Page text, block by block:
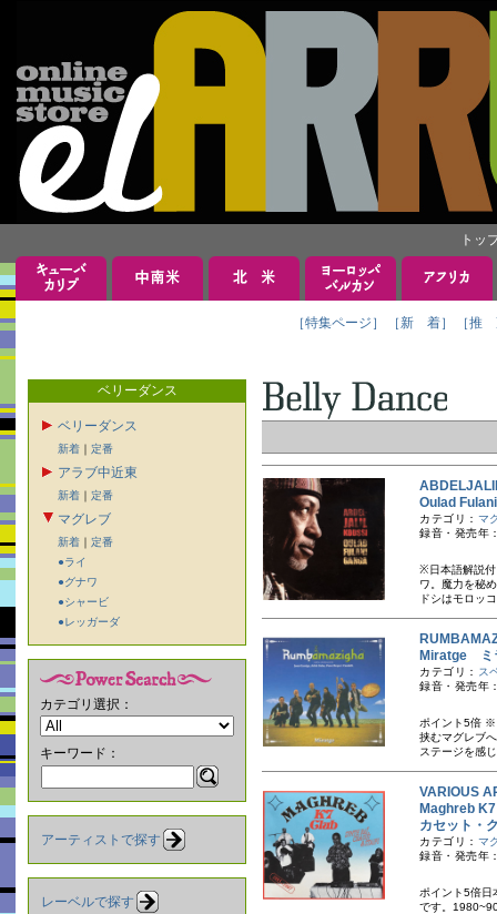
トッ
［特集ページ］ ［新 着］ ［推
ベリーダンス
ベリーダンス
新着 ｜ 定番
アラブ中近東
新着 ｜ 定番
マグレブ
新着 ｜ 定番
●ライ
●グナワ
●シャービ
●レッガーダ
カテゴリ選択：
キーワード：
アーティストで探す
レーベルで探す
Oulad
カテゴリ： マ
録音・発売年
※日本語解説付
ワ。魔力を秘
ドシはモロッ
Miratge ミ
カテゴリ： ス
録音・発売年
ポイント5倍 ※
挟むマグレブ
ステージを感
VARIOUS
Maghreb
カセット・
カテゴリ： マ
録音・発売
ポイント5倍日
です。